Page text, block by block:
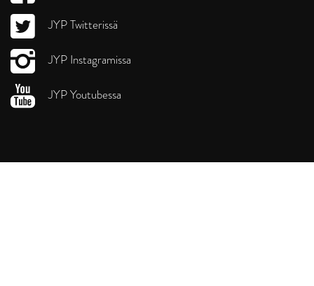
JYP Twitterissä
JYP Instagramissa
JYP Youtubessa